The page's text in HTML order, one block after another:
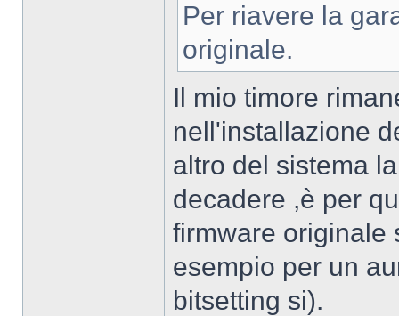
Per riavere la
originale.
Il mio timore
nell'installazione
altro del sistema
decadere ,è per
firmware originale
esempio per un
bitsetting si).